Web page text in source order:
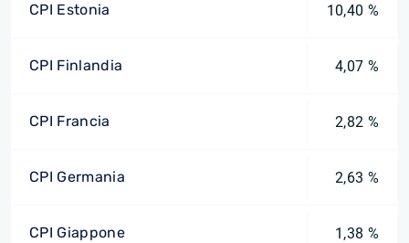
CPI Estonia 10,40 %
CPI Finlandia 4,07 %
CPI Francia 2,82 %
CPI Germania 2,63 %
CPI Giappone 1,38 %